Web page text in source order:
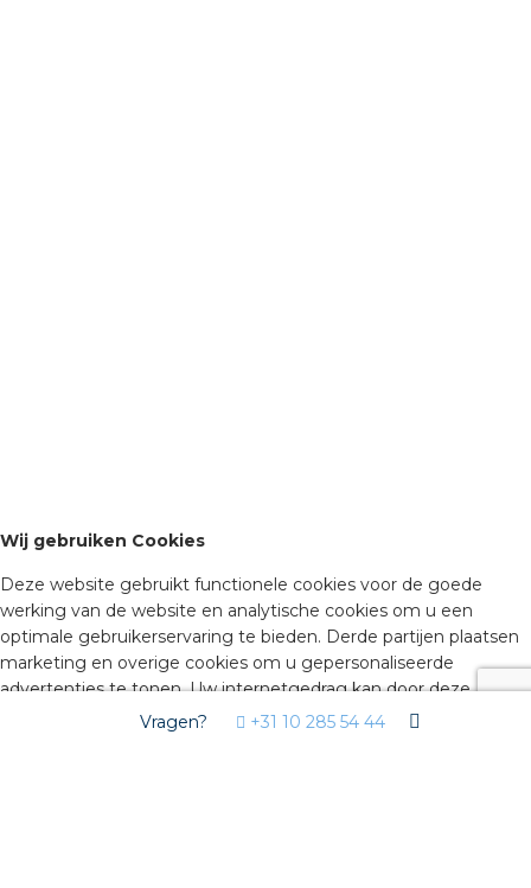
Vragen? +31 10 285 54 44
Wij gebruiken Cookies
Deze website gebruikt functionele cookies voor de goede
werking van de website en analytische cookies om u een
optimale gebruikerservaring te bieden. Derde partijen plaatsen
marketing en overige cookies om u gepersonaliseerde
advertenties te tonen. Uw internetgedrag kan door deze
derden gevolgd worden via deze cookies. Door hiernaast op